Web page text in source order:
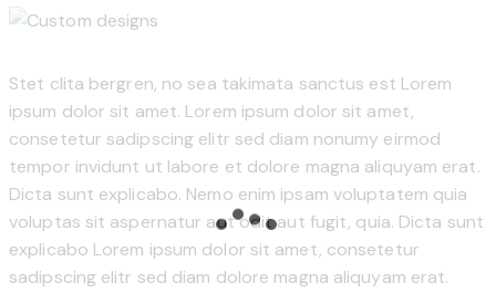
Stet clita bergren, no sea takimata sanctus est Lorem
ipsum dolor sit amet. Lorem ipsum dolor sit amet,
consetetur sadipscing elitr sed diam nonumy eirmod
tempor invidunt ut labore et dolore magna aliquyam erat.
Dicta sunt explicabo. Nemo enim ipsam voluptatem quia
voluptas sit aspernatur aut odit aut fugit, quia. Dicta sunt
explicabo Lorem ipsum dolor sit amet, consetetur
sadipscing elitr sed diam dolore magna aliquyam erat.